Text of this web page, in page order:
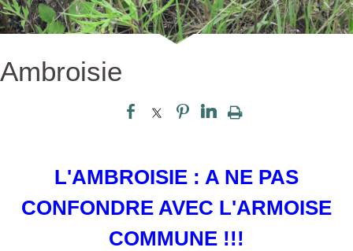
Ambroisie
L'AMBROISIE : A NE PAS
CONFONDRE AVEC L'ARMOISE
COMMUNE !!!